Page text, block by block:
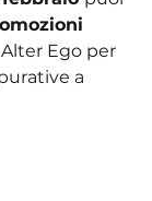
Ego per
a